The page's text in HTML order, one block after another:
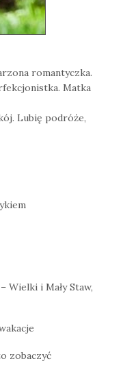
romantyczka.
Matka
Lubię podróże,
Wielki i Mały Staw,
zobaczyć